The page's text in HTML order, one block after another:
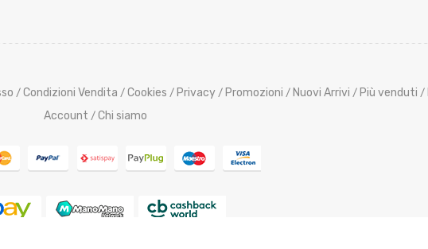
/ Condizioni Vendita / Cookies / Privacy / Promozioni / Nuovi Arrivi / Più venduti /
Account / Chi siamo